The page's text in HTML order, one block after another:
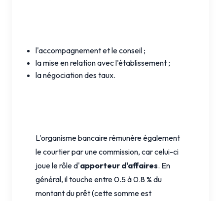
l'accompagnement et le conseil ;
la mise en relation avec l'établissement ;
la négociation des taux.
L'organisme bancaire rémunère également
le courtier par une commission, car celui-ci
joue le rôle d'apporteur d'affaires. En
général, il touche entre 0.5 à 0.8 % du
montant du prêt (cette somme est